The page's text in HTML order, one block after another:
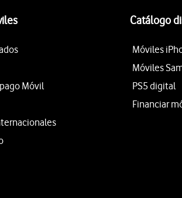
Móvil
Catálogo
Móviles
Móviles
PS5 digital
Financiar